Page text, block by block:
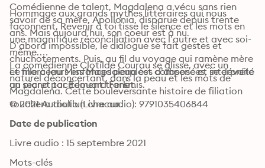
Comédienne de talent, Magdalena a vécu sans rien
savoir de sa mère, Apollonia, disparue depuis trente
ans. Mais aujourd’hui, son coeur est à nu.
D’abord impossible, le dialogue se fait gestes et
chuchotements. Puis, au fil du voyage qui ramène mère
et fille à leurs enfances peuplées d’absences, se dévoile
un secret tacitement transmis.
Hommage aux grands mythes littéraires qui nous
façonnent, Revenir à toi tisse le silence et les mots en
une magnifique réconciliation avec l’autre et avec soi-
même.
La comédienne Clotilde Courau se glisse, avec un
naturel déconcertant, dans la peau et les mots de
Magdalena. Cette bouleversante histoire de filiation
touchera tout un chacun.
Le morceau Miss Magdalena est composé et interprété
au piano par Edouard Ferlet.
© 2021 Audiolib (Livre audio): 9791035406844
Date de publication
Livre audio : 15 septembre 2021
Mots-clés